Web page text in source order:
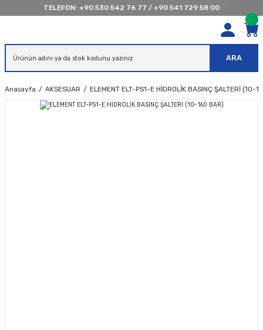
TELEFON: +90 530 542 76 77 / +90 541 729 58 00
ARA
Anasayfa AKSESUAR ELEMENT ELT-PS1-E HİDROLİK BASINÇ ŞALTERİ (10-